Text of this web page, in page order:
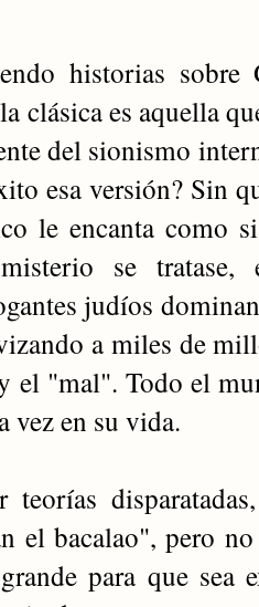
historias sobre
clásica es aquella
del sionismo
esa versión? Sin
le encanta como
se tratase,
judíos
a miles de
el "mal". Todo el
vez en su vida.
teorías
el bacalao", pero
para que